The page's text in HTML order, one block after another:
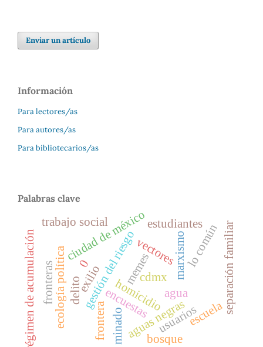
Enviar un artículo
Información
Para lectores/as
Para autores/as
Para bibliotecarios/as
Palabras clave
marxismo
homicidio
gestión del riesgo
aguas negras
usuarios
encuestas
memes
ciudad de méxico
cdmx
delito
minado bosque
ecología política agua
trabajo social
vectores
régimen de acumulación escuela
estudiantes
frontera
lo común
exilio
fronteras separación familiar
0